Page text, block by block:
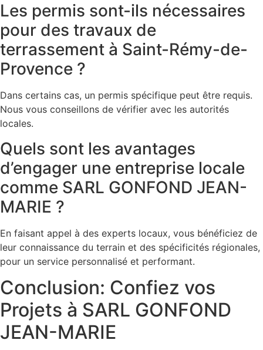
Les permis sont-ils nécessaires
pour des travaux de
terrassement à Saint-Rémy-de-
Provence ?
Dans certains cas, un permis spécifique peut être requis.
Nous vous conseillons de vérifier avec les autorités
locales.
Quels sont les avantages
d’engager une entreprise locale
comme SARL GONFOND JEAN-
MARIE ?
En faisant appel à des experts locaux, vous bénéficiez de
leur connaissance du terrain et des spécificités régionales,
pour un service personnalisé et performant.
Conclusion: Confiez vos
Projets à SARL GONFOND
JEAN-MARIE